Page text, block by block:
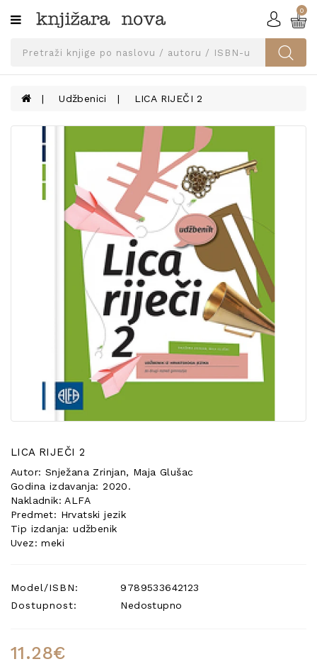
Kategorije
SVEUČILIŠNA
UDŽBENICI
KNJIGE
PRIBOR
OPREMA
UDŽBENIKE!
0
Udžbenici LICA RIJEČI 2
LICA RIJEČI 2
Autor: Snježana Zrinjan, Maja Glušac
Godina izdavanja: 2020.
Nakladnik: ALFA
Predmet: Hrvatski jezik
Tip izdanja: udžbenik
Uvez: meki
Model/ISBN:
9789533642123
Dostupnost:
Nedostupno
11.28€